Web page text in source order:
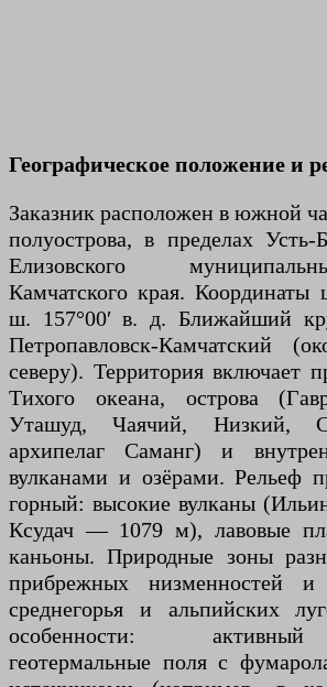
Географическое положение и
Заказник расположен в южной
полуострова, в пределах Усть-
Елизовского
Камчатского края. Координаты
ш. 157°00′ в. д. Ближайший
Петропавловск-Камчатский
северу). Территория включает
Тихого океана, острова
Уташуд, Чаячий, Низкий,
архипелаг Саманг) и
вулканами и озёрами. Рельеф
горный: высокие вулканы
Ксудач — 1079 м), лавовые
каньоны. Природные зоны
прибрежных низменностей
среднегорья и альпийских
особенности:
геотермальные поля с